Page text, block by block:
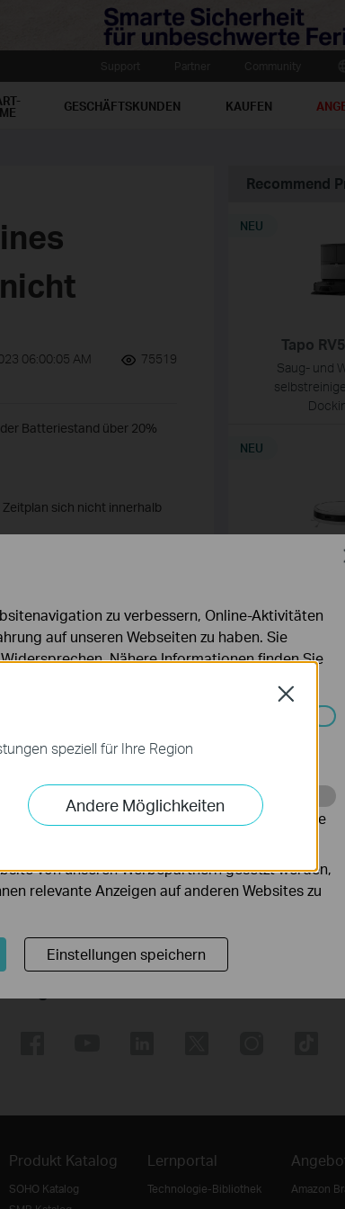
GESCHÄFTSKUNDEN KAUFEN
06:00:05 AM
75519
Batteriestand über 20%
sich nicht innerhalb
verbessern.
Recommend
Tapo
Saug- und
NEU
Tapo
5300Pa
Wischfunktion
NEU
Tapo
5300Pa
This Article
Produkt Katalog
SOHO Katalog
Lernportal
Technologie-Bibliothek Amazon
speziell für Ihre Region
Andere Möglichkeiten
Close
zu verbessern, Online-Aktivitäten
auf unseren Webseiten zu haben. Sie
Nähere Informationen finden Sie
und können in Ihren Systemen nicht
auf unserer Website zu analysieren, um die
anzupassen.
von unseren Werbepartnern gesetzt werden,
relevante Anzeigen auf anderen Websites zu
Einstellungen speichern